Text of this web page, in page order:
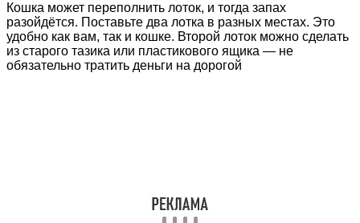
Кошка может переполнить лоток, и тогда запах
разойдётся. Поставьте два лотка в разных местах. Это
удобно как вам, так и кошке. Второй лоток можно сделать
из старого тазика или пластикового ящика — не
обязательно тратить деньги на дорогой